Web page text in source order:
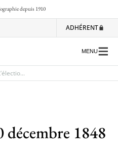
depuis 1910
ADHÉRENT
MENU
décembre 1848